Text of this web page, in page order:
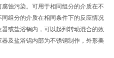
蚀污染。可用于相同组分的介质在不
组分的介质在相同条件下的反应情况
或盐浴锅内，可以起到转动混合的效
及盐浴锅内部为不锈钢制作，外形美